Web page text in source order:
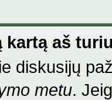
kartą aš
diskusijų
metu.